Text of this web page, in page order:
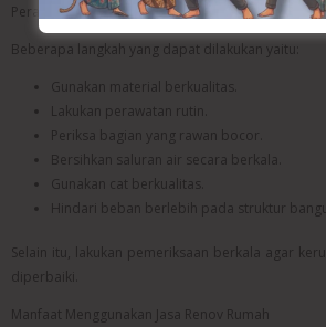
Perawatan yang baik akan menjaga kualitas
Beberapa langkah yang dapat dilakukan yaitu:
Gunakan material berkualitas.
Lakukan perawatan rutin.
Periksa bagian yang rawan bocor.
Bersihkan saluran air secara berkala.
Gunakan cat berkualitas.
Hindari beban berlebih pada struktur
Selain itu, lakukan pemeriksaan berkala agar
diperbaiki.
Manfaat Menggunakan Jasa Renov Rumah